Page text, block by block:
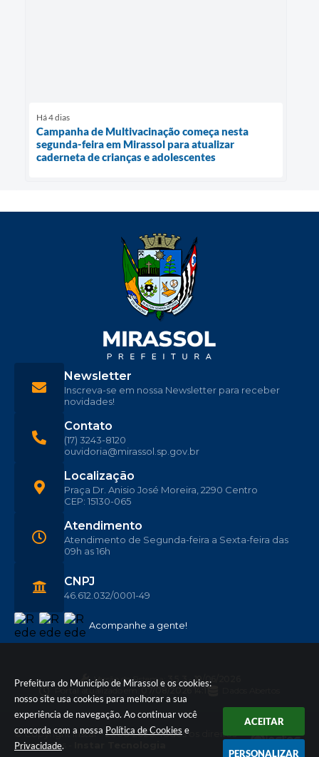
Prefeitura do Município de Mirassol e os cookies:
nosso site usa cookies para melhorar a sua
experiência de navegação. Ao continuar você
concorda com a nossa Política de Cookies e
Privacidade.
ACEITAR
PERSONALIZAR
Há 4 dias
Campanha de Multivacinação começa nesta
segunda-feira em Mirassol para atualizar
caderneta de crianças e adolescentes
Acompanhe a gente!
Localização
Praça Dr. Anisio José Moreira, 2290 Centro
CEP: 15130-065
Contato
(17) 3243-8120
ouvidoria@mirassol.sp.gov.br
Atendimento
Atendimento de Segunda-feira a Sexta-feira das
09h as 16h
CNPJ
46.612.032/0001-49
Newsletter
Inscreva-se em nossa Newsletter para receber
novidades!
Versão do Sistema: 3.5.3 - 19/06/2026
Portal atualizado em:
© Copyright Instar - 2006-2026. Todos os direitos
reservados -